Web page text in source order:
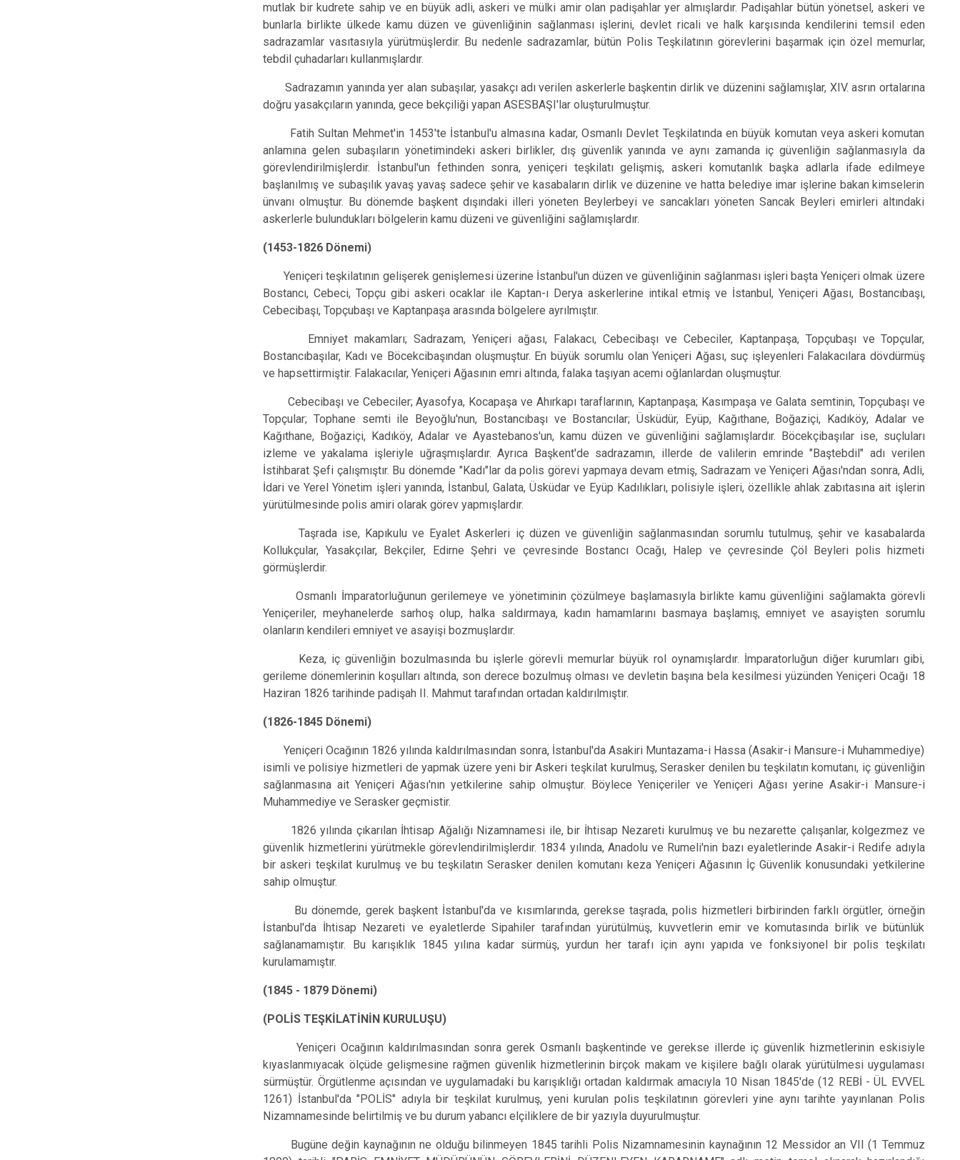
mutlak bir kudrete sahip ve en büyük adli, askeri ve mülki amir olan padişahlar yer almışlardır. Padişahlar bütün yönetsel, askeri ve
bunlarla birlikte ülkede kamu düzen ve güvenliğinin sağlanması işlerini, devlet ricali ve halk karşısında kendilerini temsil eden
sadrazamlar vasıtasıyla yürütmüşlerdir. Bu nedenle sadrazamlar, bütün Polis Teşkilatının görevlerini başarmak için özel memurlar,
tebdil çuhadarları kullanmışlardır.
Sadrazamın yanında yer alan subaşılar, yasakçı adı verilen askerlerle başkentin dirlik ve düzenini sağlamışlar, XIV. asrın ortalarına
doğru yasakçıların yanında, gece bekçiliği yapan ASESBAŞI'lar oluşturulmuştur.
Fatih Sultan Mehmet'in 1453'te İstanbul'u almasına kadar, Osmanlı Devlet Teşkilatında en büyük komutan veya askeri komutan
anlamına gelen subaşıların yönetimindeki askeri birlikler, dış güvenlik yanında ve aynı zamanda iç güvenliğin sağlanmasıyla da
görevlendirilmişlerdir. İstanbul'un fethinden sonra, yeniçeri teşkilatı gelişmiş, askeri komutanlık başka adlarla ifade edilmeye
başlanılmış ve subaşılık yavaş yavaş sadece şehir ve kasabaların dirlik ve düzenine ve hatta belediye imar işlerine bakan kimselerin
ünvanı olmuştur. Bu dönemde başkent dışındaki illeri yöneten Beylerbeyi ve sancakları yöneten Sancak Beyleri emirleri altındaki
askerlerle bulundukları bölgelerin kamu düzeni ve güvenliğini sağlamışlardır.
(1453-1826 Dönemi)
Yeniçeri teşkilatının gelişerek genişlemesi üzerine İstanbul'un düzen ve güvenliğinin sağlanması işleri başta Yeniçeri olmak üzere
Bostancı, Cebeci, Topçu gibi askeri ocaklar ile Kaptan-ı Derya askerlerine intikal etmiş ve İstanbul, Yeniçeri Ağası, Bostancıbaşı,
Cebecibaşı, Topçubaşı ve Kaptanpaşa arasında bölgelere ayrılmıştır.
Emniyet makamları; Sadrazam, Yeniçeri ağası, Falakacı, Cebecibaşı ve Cebeciler, Kaptanpaşa, Topçubaşı ve Topçular,
Bostancıbaşılar, Kadı ve Böcekcibaşından oluşmuştur. En büyük sorumlu olan Yeniçeri Ağası, suç işleyenleri Falakacılara dövdürmüş
ve hapsettirmiştir. Falakacılar, Yeniçeri Ağasının emri altında, falaka taşıyan acemi oğlanlardan oluşmuştur.
Cebecibaşı ve Cebeciler; Ayasofya, Kocapaşa ve Ahırkapı taraflarının, Kaptanpaşa; Kasımpaşa ve Galata semtinin, Topçubaşı ve
Topçular; Tophane semti ile Beyoğlu'nun, Bostancıbaşı ve Bostancılar; Üsküdür, Eyüp, Kağıthane, Boğaziçi, Kadıköy, Adalar ve
Kağıthane, Boğaziçi, Kadıköy, Adalar ve Ayastebanos'un, kamu düzen ve güvenliğini sağlamışlardır. Böcekçibaşılar ise, suçluları
izleme ve yakalama işleriyle uğraşmışlardır. Ayrıca Başkent'de sadrazamın, illerde de valilerin emrinde "Baştebdil" adı verilen
İstihbarat Şefi çalışmıştır. Bu dönemde "Kadı"lar da polis görevi yapmaya devam etmiş, Sadrazam ve Yeniçeri Ağası'ndan sonra, Adli,
İdari ve Yerel Yönetim işleri yanında, İstanbul, Galata, Üsküdar ve Eyüp Kadılıkları, polisiyle işleri, özellikle ahlak zabıtasına ait işlerin
yürütülmesinde polis amiri olarak görev yapmışlardır.
Taşrada ise, Kapıkulu ve Eyalet Askerleri iç düzen ve güvenliğin sağlanmasından sorumlu tutulmuş, şehir ve kasabalarda
Kollukçular, Yasakçılar, Bekçiler, Edirne Şehri ve çevresinde Bostancı Ocağı, Halep ve çevresinde Çöl Beyleri polis hizmeti
görmüşlerdir.
Osmanlı İmparatorluğunun gerilemeye ve yönetiminin çözülmeye başlamasıyla birlikte kamu güvenliğini sağlamakta görevli
Yeniçeriler, meyhanelerde sarhoş olup, halka saldırmaya, kadın hamamlarını basmaya başlamış, emniyet ve asayişten sorumlu
olanların kendileri emniyet ve asayişi bozmuşlardır.
Keza, iç güvenliğin bozulmasında bu işlerle görevli memurlar büyük rol oynamışlardır. İmparatorluğun diğer kurumları gibi,
gerileme dönemlerinin koşulları altında, son derece bozulmuş olması ve devletin başına bela kesilmesi yüzünden Yeniçeri Ocağı 18
Haziran 1826 tarihinde padişah II. Mahmut tarafından ortadan kaldırılmıştır.
(1826-1845 Dönemi)
Yeniçeri Ocağının 1826 yılında kaldırılmasından sonra, İstanbul'da Asakiri Muntazama-i Hassa (Asakir-i Mansure-i Muhammediye)
isimli ve polisiye hizmetleri de yapmak üzere yeni bir Askeri teşkilat kurulmuş, Serasker denilen bu teşkilatın komutanı, iç güvenliğin
sağlanmasına ait Yeniçeri Ağası'nın yetkilerine sahip olmuştur. Böylece Yeniçeriler ve Yeniçeri Ağası yerine Asakir-i Mansure-i
Muhammediye ve Serasker geçmistir.
1826 yılında çıkarılan İhtisap Ağalığı Nizamnamesi ile, bir İhtisap Nezareti kurulmuş ve bu nezarette çalışanlar, kolgezmez ve
güvenlik hizmetlerini yürütmekle görevlendirilmişlerdir. 1834 yılında, Anadolu ve Rumeli'nin bazı eyaletlerinde Asakir-i Redife adıyla
bir askeri teşkilat kurulmuş ve bu teşkilatın Serasker denilen komutanı keza Yeniçeri Ağasının İç Güvenlik konusundaki yetkilerine
sahip olmuştur.
Bu dönemde, gerek başkent İstanbul'da ve kısımlarında, gerekse taşrada, polis hizmetleri birbirinden farklı örgütler, örneğin
İstanbul'da İhtisap Nezareti ve eyaletlerde Sipahiler tarafından yürütülmüş, kuvvetlerin emir ve komutasında birlik ve bütünlük
sağlanamamıştır. Bu karışıklık 1845 yılına kadar sürmüş, yurdun her tarafı için aynı yapıda ve fonksiyonel bir polis teşkilatı
kurulamamıştır.
(1845 - 1879 Dönemi)
(POLİS TEŞKİLATİNİN KURULUŞU)
Yeniçeri Ocağının kaldırılmasından sonra gerek Osmanlı başkentinde ve gerekse illerde iç güvenlik hizmetlerinin eskisiyle
kıyaslanmıyacak ölçüde gelişmesine rağmen güvenlik hizmetlerinin birçok makam ve kişilere bağlı olarak yürütülmesi uygulaması
sürmüştür. Örgütlenme açısından ve uygulamadaki bu karışıklığı ortadan kaldırmak amacıyla 10 Nisan 1845'de (12 REBİ - ÜL EVVEL
1261) İstanbul'da "POLİS" adıyla bir teşkilat kurulmuş, yeni kurulan polis teşkilatının görevleri yine aynı tarihte yayınlanan Polis
Nizamnamesinde belirtilmiş ve bu durum yabancı elçiliklere de bir yazıyla duyurulmuştur.
Bugüne değin kaynağının ne olduğu bilinmeyen 1845 tarihli Polis Nizamnamesinin kaynağının 12 Messidor an VII (1 Temmuz